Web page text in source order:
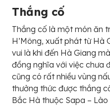
Thắng cố
Thắng cố là một món ăn
H’Mông, xuất phát từ Hà
vui là khi đến Hà Giang
đồng nghĩa với việc chưa
cũng có rất nhiều vùng
thưởng thức được thắng
Bắc Hà thuộc Sapa –